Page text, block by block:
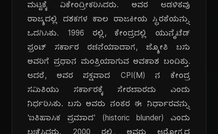
ಮಟ್ಟಕ್ಕೆ ವಿಕೇಂದ್ರೀಕರಿಸಿದರು. ಅವರ ಆಡಳಿತವು
ರಾಜ್ಯದಲ್ಲಿ ದಶಕಗಳ ಕಾಲ ರಾಜಕೀಯ ಸ್ಥಿರತೆಯನ್ನು
ಒದಗಿಸಿತು. 1996 ರಲ್ಲಿ, ಕೇಂದ್ರದಲ್ಲಿ ಯುನೈಟೆಡ್
ಫ್ರಂಟ್ ಸರ್ಕಾರ ರಚನೆಯಾದಾಗ, ಜ್ಯೋತಿ ಬಸು
ಅವರಿಗೆ ಪ್ರಧಾನ ಮಂತ್ರಿಯಾಗುವ ಅವಕಾಶ ಬಂದಿತ್ತು.
ಆದರೆ, ಅವರ ಪಕ್ಷವಾದ CPI(M) ನ ಕೇಂದ್ರ
ಸಮಿತಿಯು ಸರ್ಕಾರಕ್ಕೆ ಸೇರಬಾರದು ಎಂದು
ನಿರ್ಧರಿಸಿತು. ಬಸು ಅವರು ನಂತರ ಈ ನಿರ್ಧಾರವನ್ನು
'ಐತಿಹಾಸಿಕ ಪ್ರಮಾದ' (historic blunder) ಎಂದು